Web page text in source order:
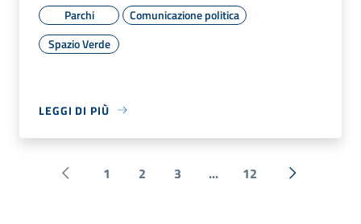
Parchi
Comunicazione politica
Spazio Verde
LEGGI DI PIÙ
Pagina precedente
1 2 3 ... 12 Successiva